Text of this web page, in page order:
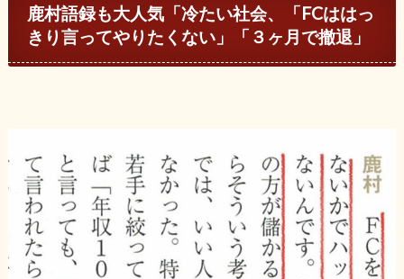
鹿村語録も大人気「冷たい社会、「FCははっ
きり言ってやりたくない」「３ヶ月で撤退」